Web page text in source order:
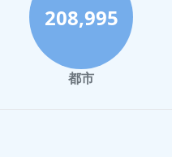
208,995
都市